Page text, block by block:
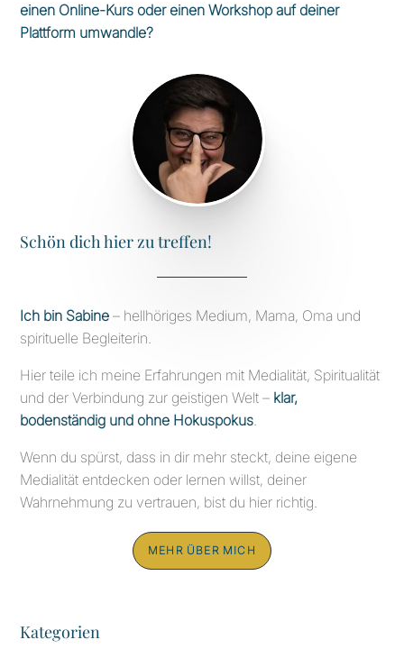
einen Online-Kurs oder einen Workshop auf deiner
Plattform umwandle?
Schön dich hier zu treffen!
Ich bin Sabine – hellhöriges Medium, Mama, Oma und
spirituelle Begleiterin.
Hier teile ich meine Erfahrungen mit Medialität, Spiritualität
und der Verbindung zur geistigen Welt – klar,
bodenständig und ohne Hokuspokus.
Wenn du spürst, dass in dir mehr steckt, deine eigene
Medialität entdecken oder lernen willst, deiner
Wahrnehmung zu vertrauen, bist du hier richtig.
MEHR ÜBER MICH
Kategorien